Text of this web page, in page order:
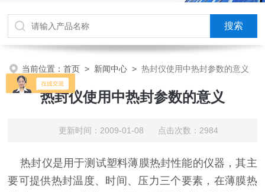
当前位置：首页 > 新闻中心 >热封仪使用中热封参数的意义
热封仪使用中热封参数的意义
更新时间：2009-01-08 点击次数：2984
热封仪是用于测试塑料薄膜热封性能的仪器，其主
要可提供热封温度、时间、压力三个要素，在薄膜热